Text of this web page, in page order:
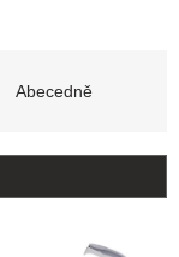
Abecedně